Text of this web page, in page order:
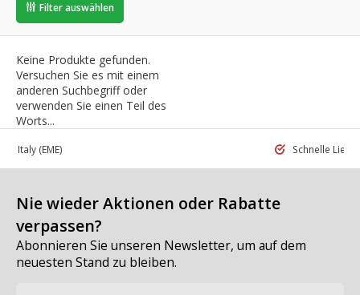
Filter auswählen
Keine Produkte gefunden.
Versuchen Sie es mit einem
anderen Suchbegriff oder
verwenden Sie einen Teil des
Worts...
in Italy (EME) Schnelle
Nie wieder Aktionen oder Rabatte
verpassen?
Abonnieren Sie unseren Newsletter, um auf dem
neuesten Stand zu bleiben.